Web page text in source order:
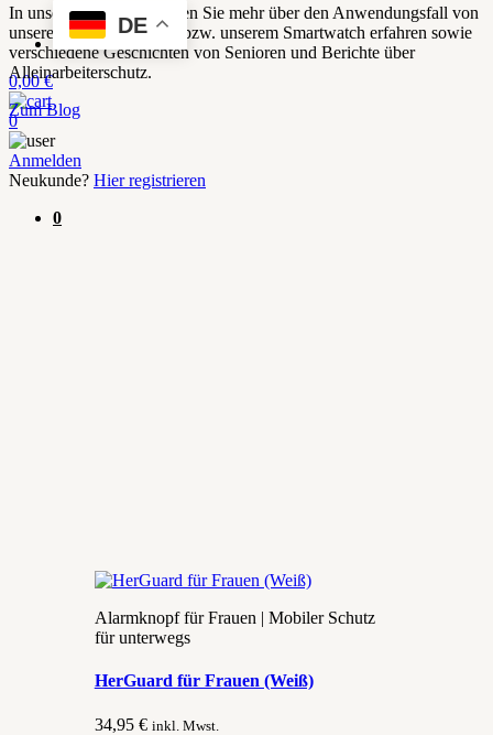
DE
0,00€
0
Anmelden
Neukunde? Hier registrieren
0
In unseren Artikeln können Sie mehr über den Anwendungsfall von
unserem Notrufarmband bzw. unserem Smartwatch erfahren sowie
verschiedene Geschichten von Senioren und Berichte über
Alleinarbeiterschutz.
Zum Blog
Alarmknopf für Frauen | Mobiler Schutz
für unterwegs
HerGuard für Frauen (Weiß)
34,95 € inkl. Mwst.